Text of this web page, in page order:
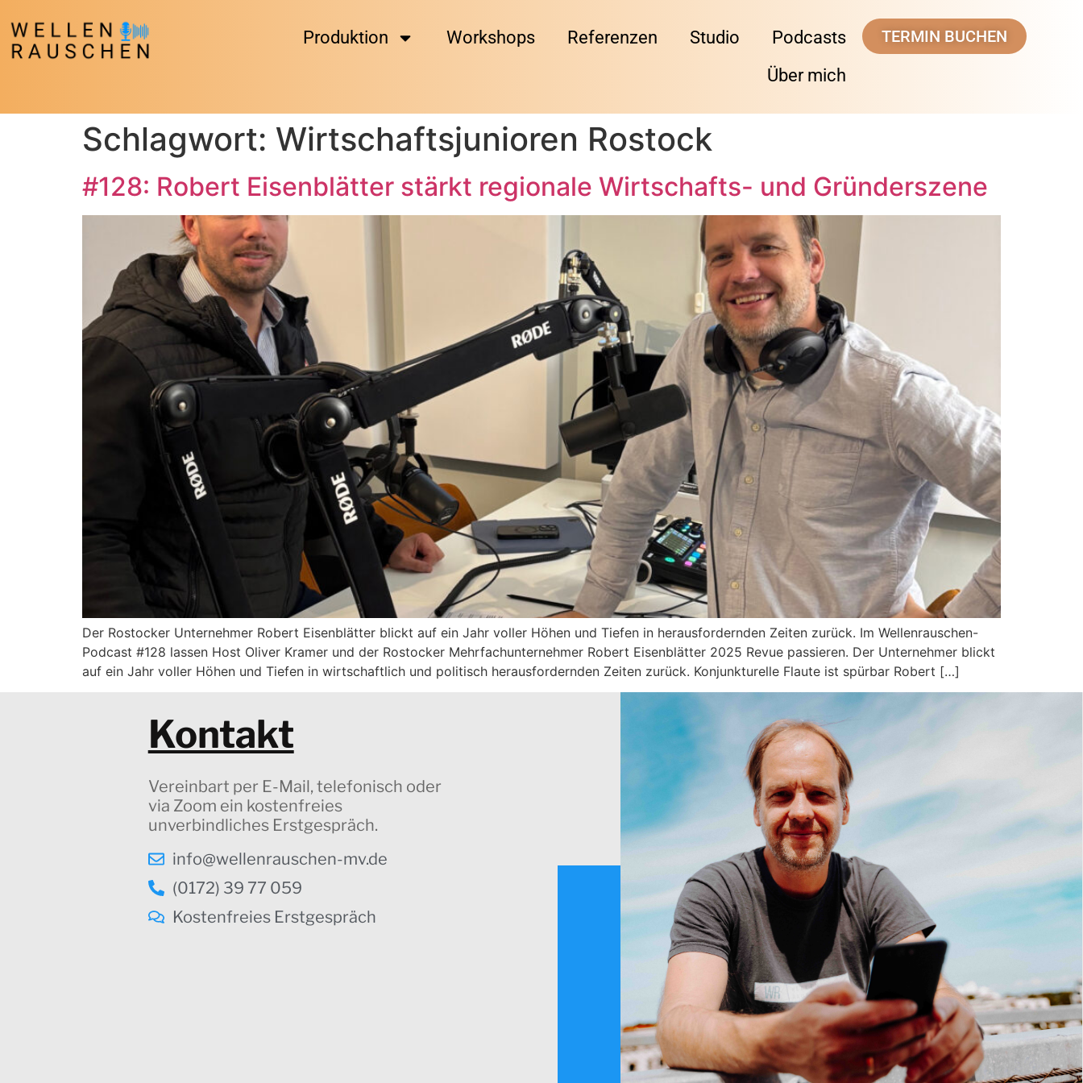
Produktion Workshops Referenzen Studio
Podcasts
Über mich
TERMIN BUCHEN
Schlagwort: Wirtschaftsjunioren Rostock
#128: Robert Eisenblätter stärkt regionale Wirtschafts- und Gründerszene
Der Rostocker Unternehmer Robert Eisenblätter blickt auf ein Jahr voller Höhen und Tiefen in herausfordernden Zeiten zurück. Im Wellenrauschen-
Podcast #128 lassen Host Oliver Kramer und der Rostocker Mehrfachunternehmer Robert Eisenblätter 2025 Revue passieren. Der Unternehmer blickt
auf ein Jahr voller Höhen und Tiefen in wirtschaftlich und politisch herausfordernden Zeiten zurück. Konjunkturelle Flaute ist spürbar Robert […]
Kontakt
Vereinbart per E-Mail, telefonisch oder
via Zoom ein kostenfreies
unverbindliches Erstgespräch.
info@wellenrauschen-mv.de
(0172) 39 77 059
Kostenfreies Erstgespräch